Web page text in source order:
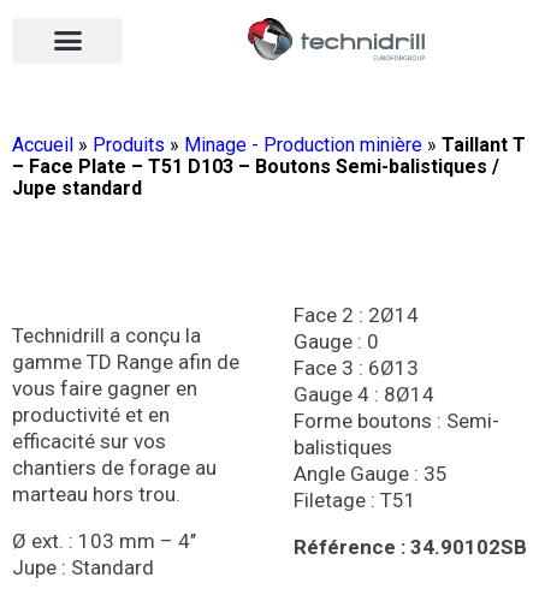
Accueil » Produits » Minage - Production minière » Taillant T
– Face Plate – T51 D103 – Boutons Semi-balistiques /
Jupe standard
Technidrill a conçu la
gamme TD Range afin de
vous faire gagner en
productivité et en
efficacité sur vos
chantiers de forage au
marteau hors trou.
Ø ext. : 103 mm – 4’’
Jupe : Standard
Face 2 : 2Ø14
Gauge : 0
Face 3 : 6Ø13
Gauge 4 : 8Ø14
Forme boutons : Semi-
balistiques
Angle Gauge : 35
Filetage : T51
Référence : 34.90102SB